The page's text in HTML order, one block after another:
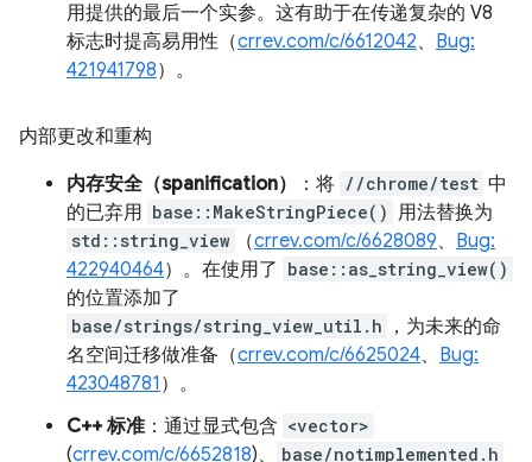
用提供的最后一个实参。这有助于在传递复杂的 V8
标志时提高易用性（crrev.com/c/6612042、 Bug:
421941798）。
内部更改和重构
内存安全（spanification） ：将 //chrome/test 中
的已弃用 base::MakeStringPiece() 用法替换为
std::string_view （crrev.com/c/6628089、 Bug:
422940464）。在使用了 base::as_string_view()
的位置添加了
base/strings/string_view_util.h
，为未来的命
名空间迁移做准备（crrev.com/c/6625024、 Bug:
423048781 ）。
C++ 标准 ：通过显式包含 <vector>
(crrev.com/c/6652818)、 base/notimplemented.h